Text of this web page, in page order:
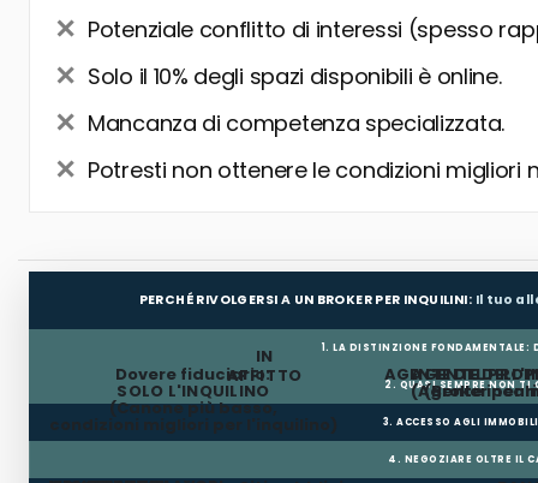
Potenziale conflitto di interessi (spesso
Solo il 10% degli spazi disponibili è online.
Mancanza di competenza specializzata.
Potresti non ottenere le condizioni migliori
PERCHÉ RIVOLGERSI A UN BROKER PER INQUILINI: Il tuo
1. LA DISTINZIONE FONDAMENTALE:
AGENTE DEL
(Agente
IN
AFFITTO
AGENTE
(Broker per
Dovere fiduciario:
SOLO L'INQUILINO
(Canone più basso,
condizioni migliori per l'inquilino)
2. QUASI SEMPRE NON TI
3. ACCESSO AGLI
4. NEGOZIARE OLTRE IL